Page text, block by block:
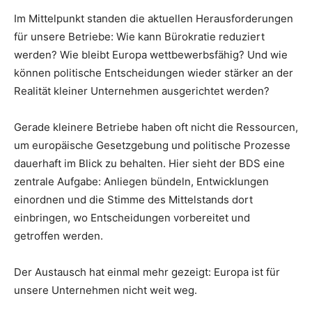
Im Mittelpunkt standen die aktuellen Herausforderungen
für unsere Betriebe: Wie kann Bürokratie reduziert
werden? Wie bleibt Europa wettbewerbsfähig? Und wie
können politische Entscheidungen wieder stärker an der
Realität kleiner Unternehmen ausgerichtet werden?
Gerade kleinere Betriebe haben oft nicht die Ressourcen,
um europäische Gesetzgebung und politische Prozesse
dauerhaft im Blick zu behalten. Hier sieht der BDS eine
zentrale Aufgabe: Anliegen bündeln, Entwicklungen
einordnen und die Stimme des Mittelstands dort
einbringen, wo Entscheidungen vorbereitet und
getroffen werden.
Der Austausch hat einmal mehr gezeigt: Europa ist für
unsere Unternehmen nicht weit weg.